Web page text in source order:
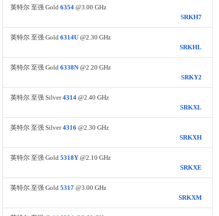
英特尔 至强 Gold 6354@3.00 GHz
SRKH7
英特尔 至强 Gold 6314U@2.30 GHz
SRKHL
英特尔 至强 Gold 6338N@2.20 GHz
SRKY2
英特尔 至强 Silver4314@2.40 GHz
SRKXL
英特尔 至强 Silver4316 @2.30 GHz
SRKXH
英特尔 至强 Gold 5318Y@2.10 GHz
SRKXE
英特尔 至强 Gold 5317@3.00 GHz
SRKXM